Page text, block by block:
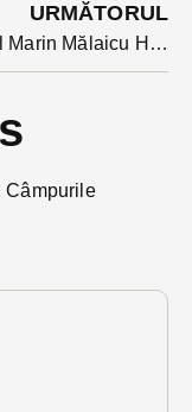
URMĂTORUL
Scriitorul Marin Mălaicu Hondrari își lansează romanul cu numărul 5, ”Clandestin” la Casa cu Bere
Câmpurile